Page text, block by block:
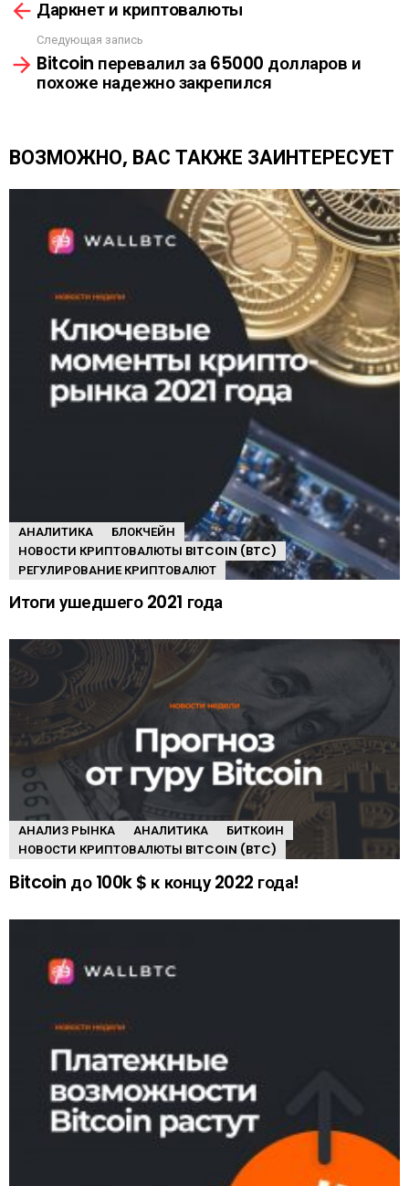
К
А
м
р
е
щ
е
Даркнет и криптовалюты
Следующая запись
Bitcoin перевалил за 65000 долларов и
похоже надежно закрепился
ВОЗМОЖНО, ВАС ТАКЖЕ ЗАИНТЕРЕСУЕТ
АНАЛИТИКА
БЛОКЧЕЙН
НОВОСТИ КРИПТОВАЛЮТЫ BITCOIN (BTC)
РЕГУЛИРОВАНИЕ КРИПТОВАЛЮТ
Итоги ушедшего 2021 года
АНАЛИЗ РЫНКА АНАЛИТИКА
БИТКОИН
НОВОСТИ КРИПТОВАЛЮТЫ BITCOIN (BTC)
Bitcoin до 100k $ к концу 2022 года!